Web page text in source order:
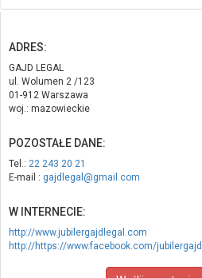
ADRES:
GAJD LEGAL
ul. Wolumen 2 /123
01-912 Warszawa
woj.: mazowieckie
POZOSTAŁE DANE:
Tel.: 22 243 20 21
E-mail : gajdlegal@gmail.com
W INTERNECIE:
http://www.jubilergajdlegal.com
http://https://www.facebook.com/